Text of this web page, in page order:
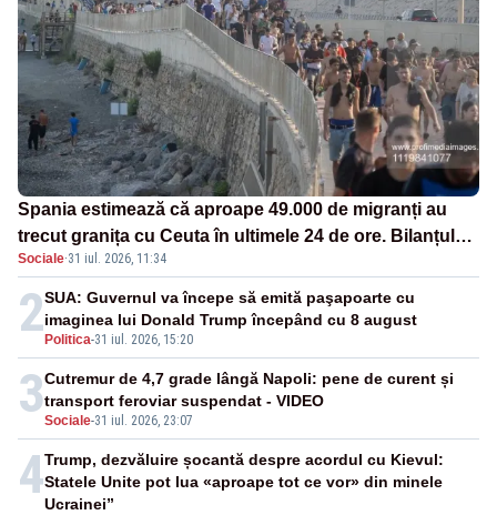
Spania estimează că aproape 49.000 de migranți au
trecut granița cu Ceuta în ultimele 24 de ore. Bilanțul
morților a ajuns la 19
Sociale·31 iul. 2026, 11:34
2 Politica-31 iul. 2026, 15:20
SUA: Guvernul va începe să emită paşapoarte cu
imaginea lui Donald Trump începând cu 8 august
3Sociale-31 iul. 2026, 23:07
Cutremur de 4,7 grade lângă Napoli: pene de curent și
transport feroviar suspendat - VIDEO
4Trump, dezvăluire șocantă despre acordul cu Kievul:
Statele Unite pot lua «aproape tot ce vor» din minele
Ucrainei”